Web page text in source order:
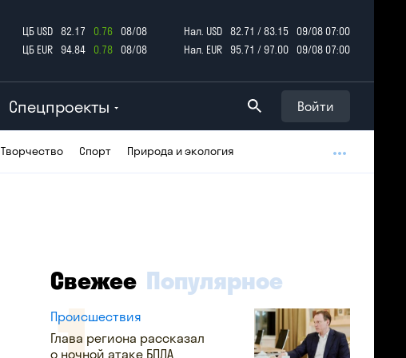
ЦБ USD 82.17 0.76
08/08
ЦБ EUR
94.84 0.78 08/08
Нал. USD 82.71 / 83.15
09/08 07:00
Нал. EUR
95.71 / 97.00 09/08 07:00
Спецпроекты Войти
Творчество Спорт Природа и экология
Свежее Популярное
Происшествия
Глава региона рассказал
о ночной атаке БПЛА